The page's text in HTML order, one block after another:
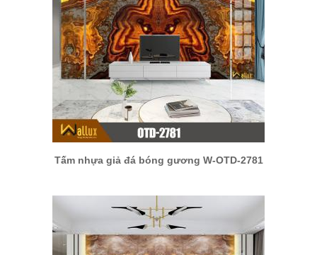
Tấm nhựa giả đá bóng gương W-OTD-2781